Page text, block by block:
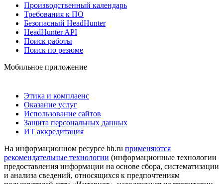
Производственный календарь
Требования к ПО
Безопасный HeadHunter
HeadHunter API
Поиск работы
Поиск по резюме
Мобильное приложение
Этика и комплаенс
Оказание услуг
Использование сайтов
Защита персональных данных
ИТ аккредитация
На информационном ресурсе hh.ru применяются
рекомендательные технологии (информационные технологии
предоставления информации на основе сбора, систематизации
и анализа сведений, относящихся к предпочтениям